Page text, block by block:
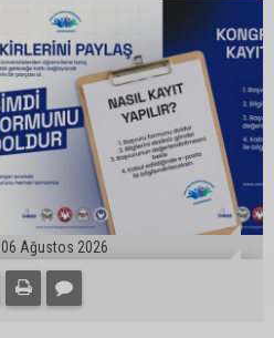
06 Ağustos 2026